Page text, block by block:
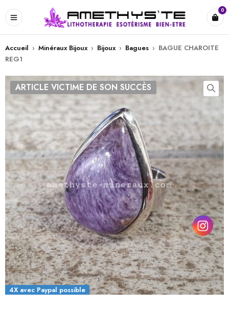
0
Accueil › Minéraux Bijoux › Bijoux › Bagues › BAGUE CHAROITE
REG1
4X avec Paypal possible
ARTICLE VICTIME DE SON SUCCÈS